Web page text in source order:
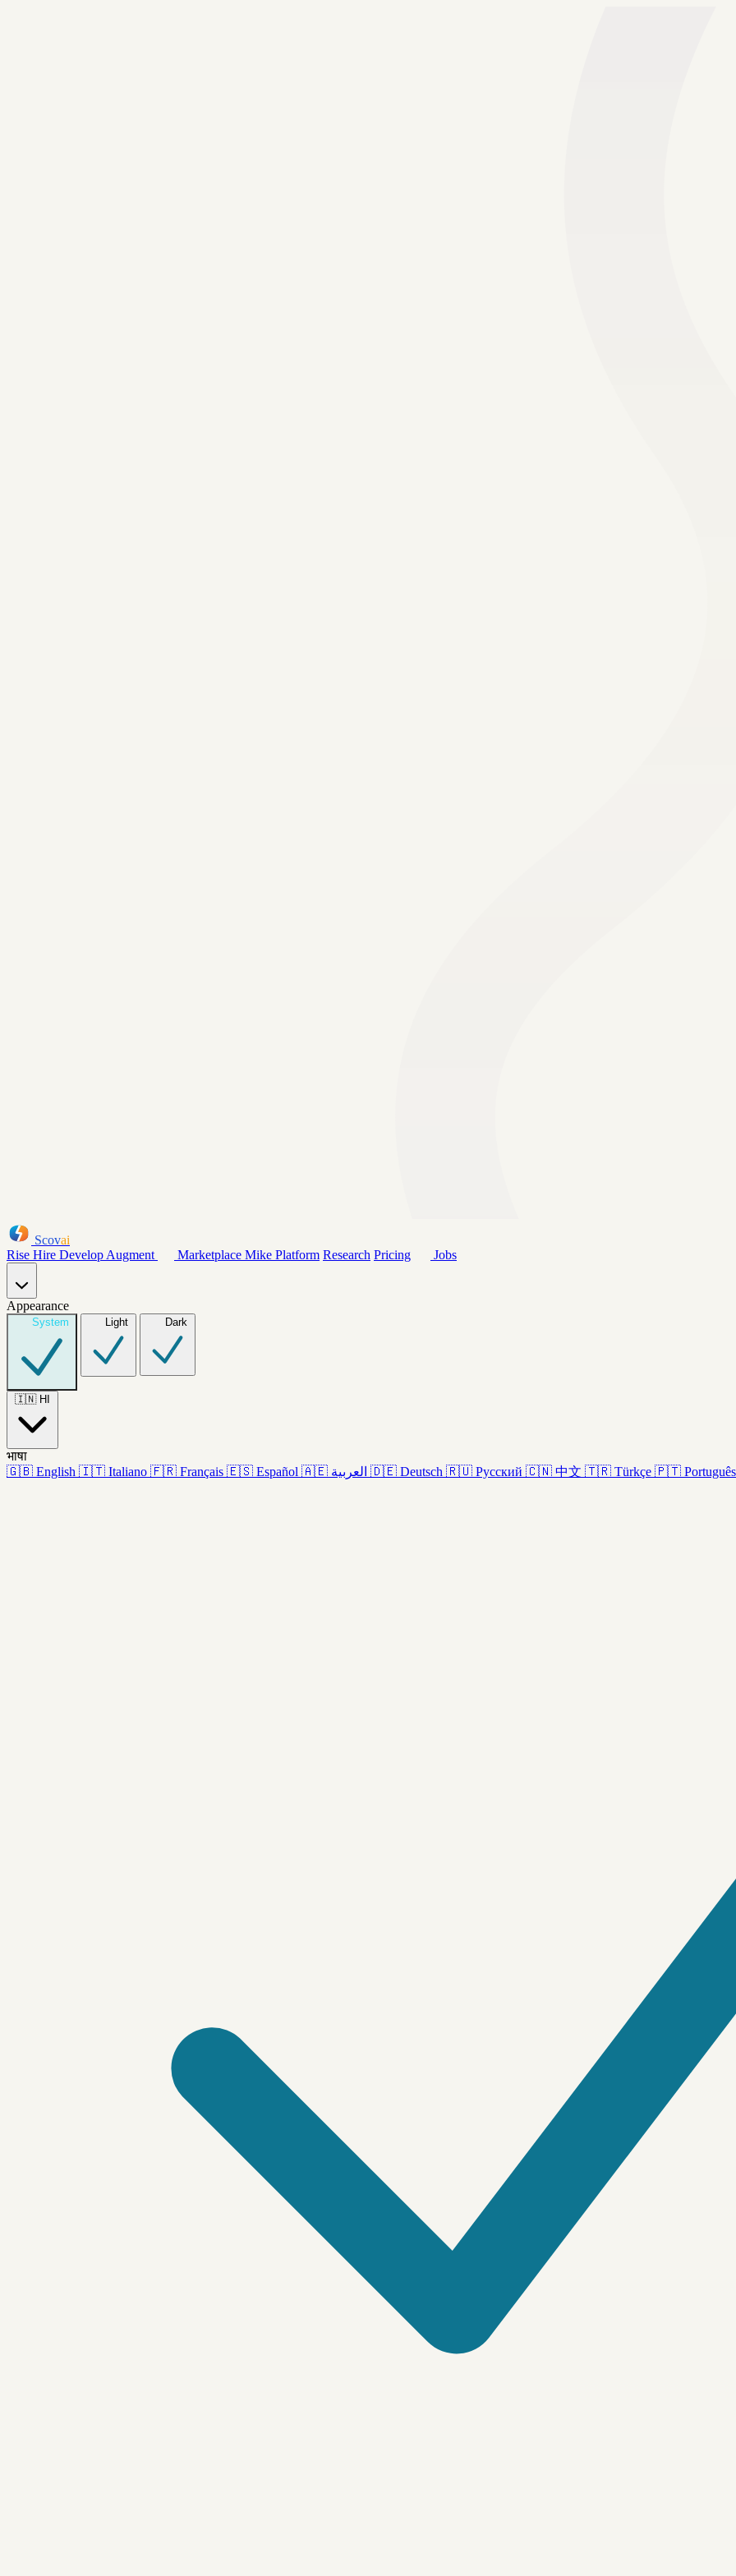
Scovai
Rise Hire Develop Augment Marketplace Mike Platform Research Pricing Jobs
Appearance
System Light Dark
🇮🇳 HI
भाषा
🇬🇧 English 🇮🇹 Italiano 🇫🇷 Français 🇪🇸 Español 🇦🇪 العربية 🇩🇪 Deutsch 🇷🇺 Русский 🇨🇳 中文 🇹🇷 Türkçe 🇵🇹 Português